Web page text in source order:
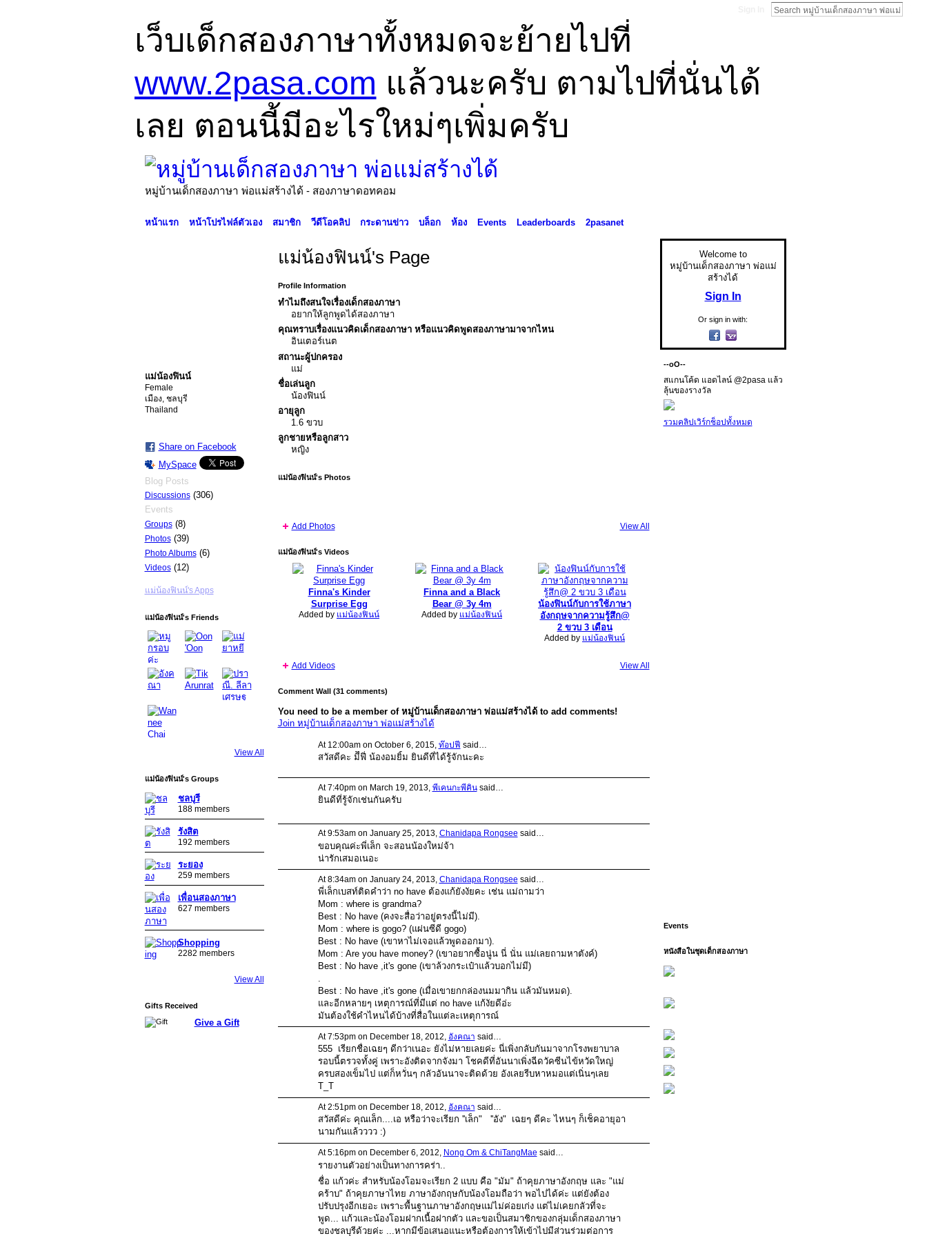
เว็บเด็กสองภาษาทั้งหมดจะย้ายไปที่
www.2pasa.com แล้วนะครับ ตามไปที่นั่นได้
เลย ตอนนี้มีอะไรใหม่ๆเพิ่มครับ
หมู่บ้านเด็กสองภาษา พ่อแม่สร้างได้ - สองภาษาดอทคอม
หน้าแรก หน้าโปรไฟล์ตัวเอง สมาชิก วีดีโอคลิป กระดานข่าว บล็อก ห้อง Events Leaderboards 2pasanet
แม่น้องฟินน์
Female
เมือง, ชลบุรี
Thailand
Share on Facebook
MySpace
Blog Posts
Discussions(306)
Events
Groups(8)
Photos(39)
Photo Albums(6)
Videos(12)
แม่น้องฟินน์'s Apps
แม่น้องฟินน์'s Friends
View All
แม่น้องฟินน์'s Groups
ชลบุรี
188 members
รังสิต
192 members
ระยอง
259 members
เพื่อนสองภาษา
627 members
Shopping
2282 members
View All
Gifts Received
Give a Gift
แม่น้องฟินน์'s Page
Profile Information
ทำไมถึงสนใจเรื่องเด็กสองภาษา
อยากให้ลูกพูดได้สองภาษา
คุณทราบเรื่องแนวคิดเด็กสองภาษา หรือแนวคิดพูดสองภาษามาจากไหน
อินเตอร์เนต
สถานะผู้ปกครอง
แม่
ชื่อเล่นลูก
น้องฟินน์
อายุลูก
1.6 ขวบ
ลูกชายหรือลูกสาว
หญิง
แม่น้องฟินน์'s Photos
Add Photos View All
แม่น้องฟินน์'s Videos
Finna's Kinder
Surprise Egg
Added by แม่น้องฟินน์
Finna and a Black
Bear @ 3y 4m
Added by แม่น้องฟินน์
น้องฟินน์กับการใช้ภาษา
อังกฤษจากความรู้สึก@
2 ขวบ 3 เดือน
Added by แม่น้องฟินน์
Add Videos View All
Comment Wall (31 comments)
You need to be a member of หมู่บ้านเด็กสองภาษา พ่อแม่สร้างได้ to add comments!
Join หมู่บ้านเด็กสองภาษา พ่อแม่สร้างได้
At 12:00am on October 6, 2015, ท๊อปฟี่ said…
สวัสดีคะ มีี๊ฟี่ น้องอมยิ้ม ยินดีที่ได้รู้จักนะคะ
At 7:40pm on March 19, 2013, พี่เคนกะพี่คินsaid…
ยินดีที่รู้จักเช่นกันครับ
At 9:53am on January 25, 2013, Chanidapa Rongsee said…
ขอบคุณค่ะพี่เล็ก จะสอนน้องใหม่จ้า
น่ารักเสมอเนอะ
At 8:34am on January 24, 2013, Chanidapa Rongsee said…
พี่เล็กเบสท์ติดคำว่า no have ต้องแก้ยังงัยคะ เช่น แม่ถามว่า
Mom : where is grandma?
Best : No have (คงจะสื่อว่าอยู่ตรงนี้ไม่มี).
Mom : where is gogo? (แผ่นซีดี gogo)
Best : No have (เขาหาไม่เจอแล้วพูดออกมา).
Mom : Are you have money? (เขาอยากซื้อนู่น นี่ นั่น แม่เลยถามหาตังค์)
Best : No have ,it's gone (เขาล้วงกระเป๋าแล้วบอกไม่มี)
Best : No have ,it's gone (เมื่อเขายกกล่องนมมากิน แล้วมันหมด).
และอีกหลายๆ เหตุการณ์ที่มีแต่ no have แก้งัยดีอ่ะ
มันต้องใช้คำไหนได้บ้างที่สื่อในแต่ละเหตุการณ์
At 7:53pm on December 18, 2012, อังคณา said…
555 เรียกชื่อเฉยๆ ดีกว่าเนอะ ยังไม่หายเลยค่ะ นี่เพิ่งกลับกันมาจากโรงพยาบาล
รอบนี้ตรวจทั้งคู่ เพราะอังติดจากจังมา โชคดีที่อันนาเพิ่งฉีดวัคซีนไข้หวัดใหญ่
ครบสองเข็มไป แต่ก็หวั่นๆ กลัวอันนาจะติดด้วย อังเลยรีบหาหมอแต่เนิ่นๆเลย
T_T
At 2:51pm on December 18, 2012, อังคณา said…
สวัสดีค่ะ คุณเล็ก....เอ หรือว่าจะเรียก ''เล็ก" ''อัง" เฉยๆ ดีคะ ไหนๆ ก็เช็คอายุอา
นามกันแล้วววว :)
At 5:16pm on December 6, 2012, Nong Om & ChiTangMae said…
รายงานตัวอย่างเป็นทางการคร่า..
ชื่อ แก้วค่ะ สำหรับน้องโอมจะเรียก 2 แบบ คือ "มัม" ถ้าคุยภาษาอังกฤษ และ "แม่
คร้าบ" ถ้าคุยภาษาไทย ภาษาอังกฤษกับน้องโอมถือว่า พอไปได้ค่ะ แต่ยังต้อง
ปรับปรุงอีกเยอะ เพราะพื้นฐานภาษาอังกฤษแม่ไม่ค่อยเก่ง แต่ไม่เคยกลัวที่จะ
พูด... แก้วและน้องโอมฝากเนื้อฝากตัว และขอเป็นสมาชิกของกลุ่มเด็กสองภาษา
ของชลบุรีด้วยค่ะ ...หากมีข้อเสนอแนะหรือต้องการให้เข้าไปมีส่วนร่วมต่อการ
Welcome to
หมู่บ้านเด็กสองภาษา พ่อแม่
สร้างได้
Sign In
Or sign in with:
--oO--
สแกนโค้ด แอดไลน์ @2pasa แล้ว
ลุ้นของรางวัล
รวมคลิปเวิร์กช็อปทั้งหมด
Events
หนังสือในชุดเด็กสองภาษา